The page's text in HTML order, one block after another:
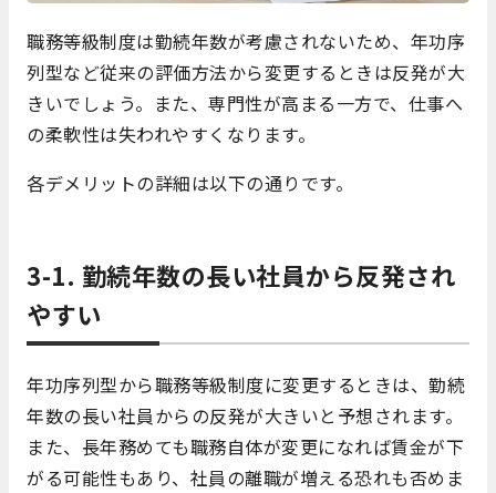
職務等級制度は勤続年数が考慮されないため、年功序
列型など従来の評価方法から変更するときは反発が大
きいでしょう。また、専門性が高まる一方で、仕事へ
の柔軟性は失われやすくなります。
各デメリットの詳細は以下の通りです。
3-1. 勤続年数の長い社員から反発され
やすい
年功序列型から職務等級制度に変更するときは、勤続
年数の長い社員からの反発が大きいと予想されます。
また、長年務めても職務自体が変更になれば賃金が下
がる可能性もあり、社員の離職が増える恐れも否めま